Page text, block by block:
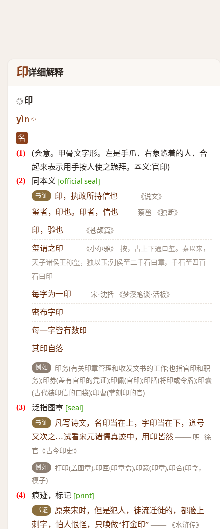
印详细解释
◎ 印
yìn
名
(会意。甲骨文字形。左是手爪，右象跪着的人，合
起来表示用手按人使之跪拜。本义:官印)
同本义 [official seal]
书证 印，执政所持信也 —— 《说文》
玺者，印也。印者，信也 —— 蔡邕 《独断》
印，验也 —— 《苍颉篇》
玺谓之印 —— 《小尔雅》
按，古上下通曰玺。秦以来，
天子诸侯王称玺，独以玉;列侯至二千石曰章，千石至四百
石曰印
每字为一印 —— 宋·沈括 《梦溪笔谈·活板》
密布字印
每一字皆有数印
其印自落
例如
印务(有关印章管理和收发文书的工作;也指官印和职
务);印券(盖有官印的凭证);印佩(官印);印牌(将印或令牌);印囊
(古代装印信的口袋);印曹(掌刻印的官)
泛指图章 [seal]
书证
凡写诗文，名印当在上，字印当在下，道号
又次之…试看宋元诸儒真迹中，用印皆然 —— 明· 徐
官《古今印史》
例如
打印(盖图章);印匣(印章盒);印篆(印章);印合(印盒，
模子)
痕迹，标记 [print]
书证
原来宋时，但是犯人，徒流迁徙的，都脸上
刺字，怕人恨怪，只唤做“打金印” —— 《水浒传》